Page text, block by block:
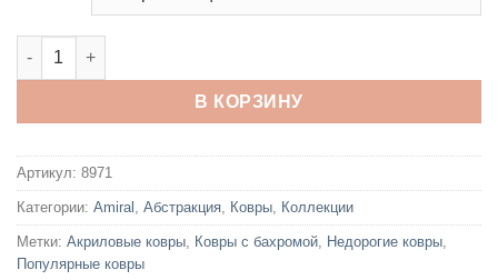
Количество товара Amiral 23270 Gray
В КОРЗИНУ
Артикул: 8971
Категории: Amiral Абстракция Ковры Коллекции
Метки: Акриловые ковры Ковры с бахромой Недорогие ковры
Популярные ковры